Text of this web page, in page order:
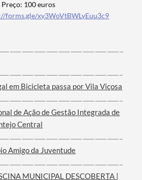
Preço: 100 euros
forms.gle/xy3WoVtBWLyEuu3c9
em Bicicleta passa por Vila Viçosa
de Ação de Gestão Integrada de
Central
Amigo da Juventude
MUNICIPAL DESCOBERTA |